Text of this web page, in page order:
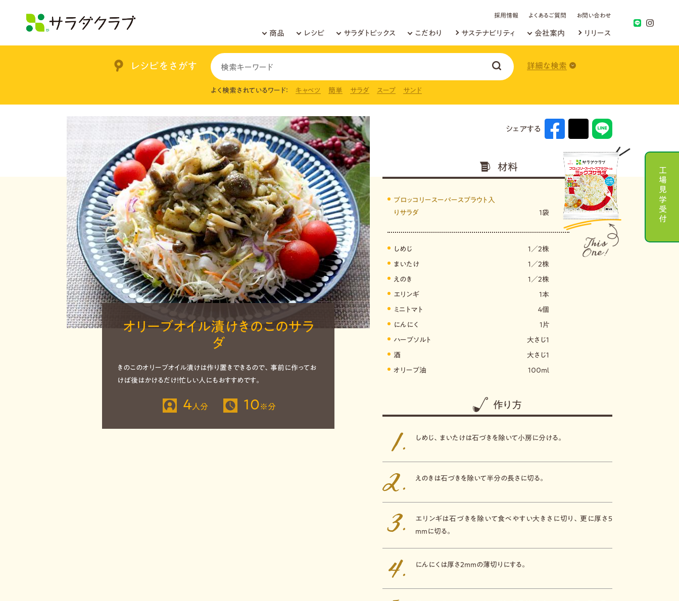
商品 レシピ サラダトピックス こだわり サステナビリティ 会社案内 リリース
採用情報 よくあるご質問 お問い合わせ
工場見学受付
レシピをさがす 詳細な検索
よく検索されているワード： キャベツ 簡単 サラダ スープ サンド
オリーブオイル漬けきのこのサラ
ダ
きのこのオリーブオイル漬けは作り置きできるので、事前に作ってお
けば後はかけるだけ！忙しい人にもおすすめです。
4人分 10※分
シェアする
材料
ブロッコリースーパースプラウト入
りサラダ
1袋
しめじ １／２株
まいたけ １／２株
えのき １／２株
エリンギ 1本
ミニトマト ４個
にんにく １片
ハーブソルト 大さじ１
酒 大さじ１
オリーブ油 １００ｍｌ
作り方
しめじ、まいたけは石づきを除いて小房に分ける。
えのきは石づきを除いて半分の長さに切る。
エリンギは石づきを除いて食べやすい大きさに切り、更に厚さ５
mmに切る。
にんにくは厚さ２ｍｍの薄切りにする。